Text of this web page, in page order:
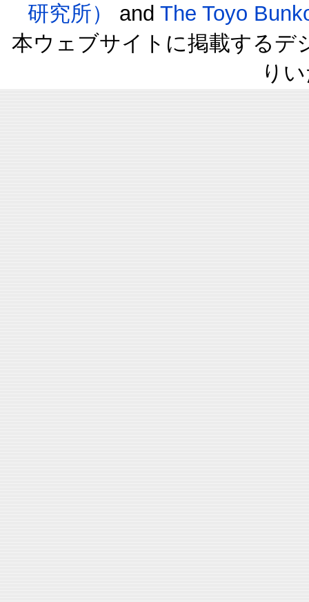
研究所） and The Toyo
本ウェブサイトに掲載するデ
り